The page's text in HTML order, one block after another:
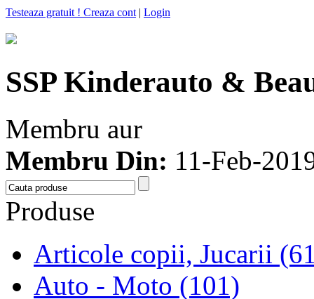
Testeaza gratuit ! Creaza cont | Login
SSP Kinderauto &
Membru aur
Membru Din: 11-Feb-
Produse
Articole copii, Jucarii
Auto - Moto (101)